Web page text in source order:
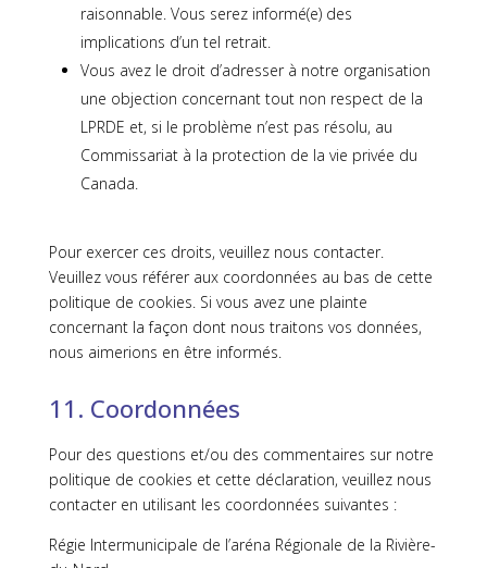
raisonnable. Vous serez informé(e) des
implications d’un tel retrait.
Vous avez le droit d’adresser à notre organisation
une objection concernant tout non respect de la
LPRDE et, si le problème n’est pas résolu, au
Commissariat à la protection de la vie privée du
Canada.
Pour exercer ces droits, veuillez nous contacter.
Veuillez vous référer aux coordonnées au bas de cette
politique de cookies. Si vous avez une plainte
concernant la façon dont nous traitons vos données,
nous aimerions en être informés.
11. Coordonnées
Pour des questions et/ou des commentaires sur notre
politique de cookies et cette déclaration, veuillez nous
contacter en utilisant les coordonnées suivantes :
Régie Intermunicipale de l’aréna Régionale de la Rivière-